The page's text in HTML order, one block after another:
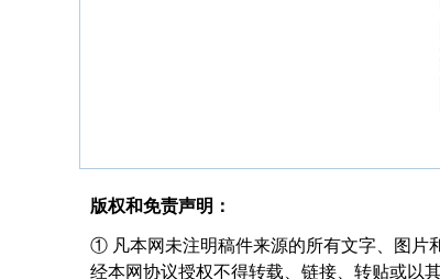
版权和免责声明：
① 凡本网未注明稿件来源的所有文字、图片
经本网协议授权不得转载、链接、转贴或以